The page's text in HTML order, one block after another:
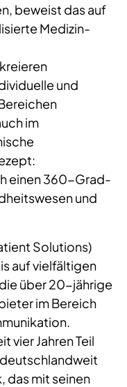
beweist das auf
Medizin-
und
im
einen 360-Grad-
und
Solutions)
auf vielfältigen
über 20-jährige
im Bereich
vier Jahren Teil
das mit seinen